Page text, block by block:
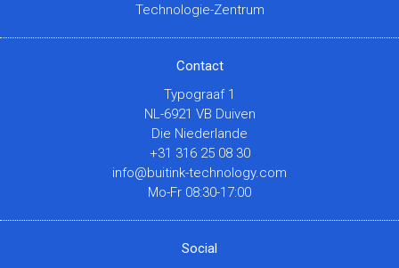
Technologie-Zentrum
Contact
Typograaf 1
NL-6921 VB Duiven
Die Niederlande
+31 316 25 08 30
info@buitink-technology.com
Mo-Fr 08:30-17:00
Social